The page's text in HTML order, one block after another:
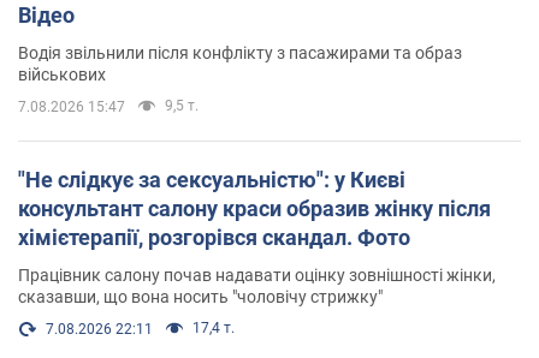
Відео
Водія звільнили після конфлікту з пасажирами та образ
військових
7.08.2026 15:47 9,5 т.
"Не слідкує за сексуальністю": у Києві
консультант салону краси образив жінку після
хімієтерапії, розгорівся скандал. Фото
Працівник салону почав надавати оцінку зовнішності жінки,
сказавши, що вона носить "чоловічу стрижку"
7.08.2026 22:11 17,4 т.